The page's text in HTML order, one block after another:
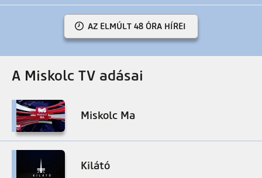
AZ ELMÚLT 48 ÓRA HÍREI
A Miskolc TV adásai
Miskolc Ma
Kilátó